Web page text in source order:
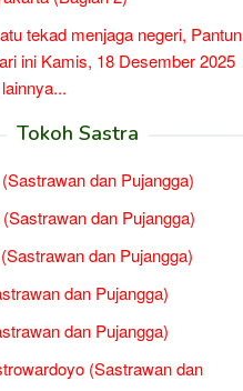
tekad menjaga negeri, Pantun
ini Kamis, 18 Desember 2025
Tokoh Sastra
dan Pujangga)
dan Pujangga)
dan Pujangga)
dan Pujangga)
dan Pujangga)
(Sastrawan dan